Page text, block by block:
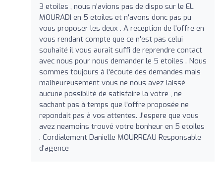
3 etoiles , nous n'avions pas de dispo sur le EL
MOURADI en 5 etoiles et n'avons donc pas pu
vous proposer les deux . A reception de l'offre en
vous rendant compte que ce n'est pas celui
souhaité il vous aurait suffi de reprendre contact
avec nous pour nous demander le 5 etoiles . Nous
sommes toujours à l'écoute des demandes mais
malheureusement vous ne nous avez laissé
aucune possiblité de satisfaire la votre , ne
sachant pas à temps que l'offre proposée ne
repondait pas à vos attentes. J'espere que vous
avez neamoins trouvé votre bonheur en 5 etoiles
. Cordialement Danielle MOURREAU Responsable
d'agence